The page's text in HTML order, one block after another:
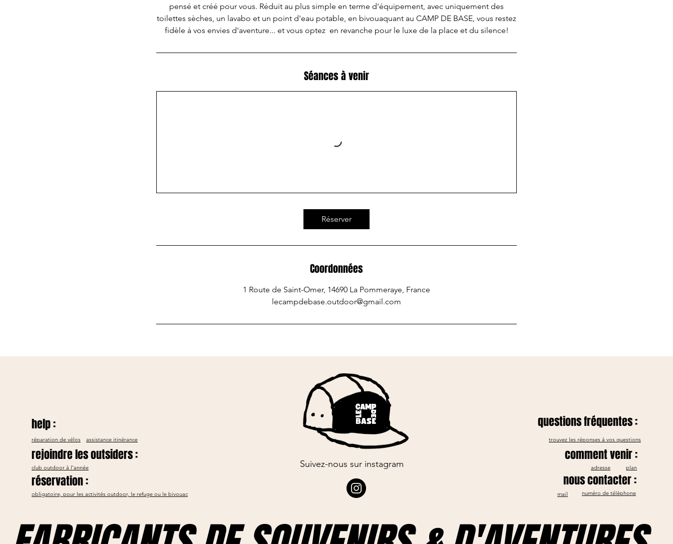
pensé et créé pour vous. Réduit au plus simple en terme d'équipement, avec uniquement des
toilettes sèches, un lavabo et un point d'eau potable, en bivouaquant au CAMP DE BASE, vous restez
fidèle à vos envies d'aventure... et vous optez en revanche pour le luxe de la place et du silence!
Séances à venir
Réserver
Coordonnées
1 Route de Saint-Omer, 14690 La Pommeraye, France
lecampdebase.outdoor@gmail.com
help :
help :
réparation de vélos assistance itinérance
Suivez-nous sur instagram
rejoindre les outsiders :
club outdoor à l'année
réservation :
obligatoire, pour les activités outdoor, le refuge ou le bivouac
questions fréquentes :
trouvez les réponses à vos questions
comment venir :
adresse plan
nous contacter :
mail numéro de téléphone